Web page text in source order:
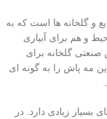
و گلخانه ها است که به
و هم برای آبیاری
صنعتی گلخانه برای
مه پاش را به گونه ای
بسیار زیادی دارد. در